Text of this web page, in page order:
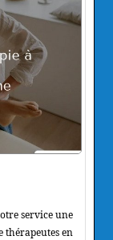
service une
thérapeutes en